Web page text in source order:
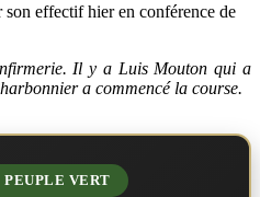
effectif hier en conférence de
Il y a Luis Mouton qui a
a commencé la course.
PEUPLE VERT